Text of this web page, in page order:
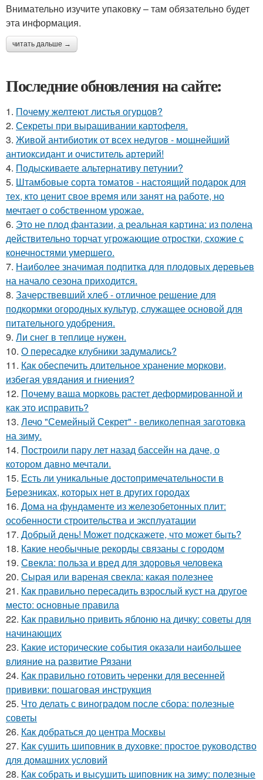
Внимательно изучите упаковку – там обязательно будет
эта информация.
читать дальше →
Последние обновления на сайте:
1. Почему желтеют листья огурцов?
2. Секреты при выращивании картофеля.
3. Живой антибиотик от всех недугов - мощнейший
антиоксидант и очиститель артерий!
4. Подыскиваете альтернативу петунии?
5. Штамбовые сорта томатов - настоящий подарок для
тех, кто ценит свое время или занят на работе, но
мечтает о собственном урожае.
6. Это не плод фантазии, а реальная картина: из полена
действительно торчат угрожающие отростки, схожие с
конечностями умершего.
7. Наиболее значимая подпитка для плодовых деревьев
на начало сезона приходится.
8. Зачерствевший хлеб - отличное решение для
подкормки огородных культур, служащее основой для
питательного удобрения.
9. Ли снег в теплице нужен.
10. О пересадке клубники задумались?
11. Как обеспечить длительное хранение моркови,
избегая увядания и гниения?
12. Почему ваша морковь растет деформированной и
как это исправить?
13. Лечо "Семейный Секрет" - великолепная заготовка
на зиму.
14. Построили пару лет назад бассейн на даче, о
котором давно мечтали.
15. Есть ли уникальные достопримечательности в
Березниках, которых нет в других городах
16. Дома на фундаменте из железобетонных плит:
особенности строительства и эксплуатации
17. Добрый день! Может подскажете, что может быть?
18. Какие необычные рекорды связаны с городом
19. Свекла: польза и вред для здоровья человека
20. Сырая или вареная свекла: какая полезнее
21. Как правильно пересадить взрослый куст на другое
место: основные правила
22. Как правильно привить яблоню на дичку: советы для
начинающих
23. Какие исторические события оказали наибольшее
влияние на развитие Рязани
24. Как правильно готовить черенки для весенней
прививки: пошаговая инструкция
25. Что делать с виноградом после сбора: полезные
советы
26. Как добраться до центра Москвы
27. Как сушить шиповник в духовке: простое руководство
для домашних условий
28. Как собрать и высушить шиповник на зиму: полезные